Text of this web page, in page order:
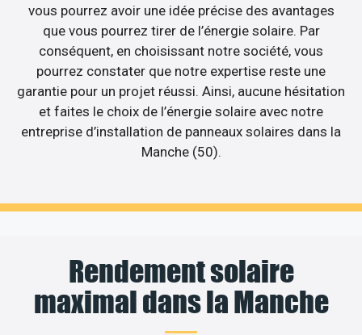
vous pourrez avoir une idée précise des avantages
que vous pourrez tirer de l’énergie solaire. Par
conséquent, en choisissant notre société, vous
pourrez constater que notre expertise reste une
garantie pour un projet réussi. Ainsi, aucune hésitation
et faites le choix de l’énergie solaire avec notre
entreprise d’installation de panneaux solaires dans la
Manche (50).
Rendement solaire
maximal dans la Manche